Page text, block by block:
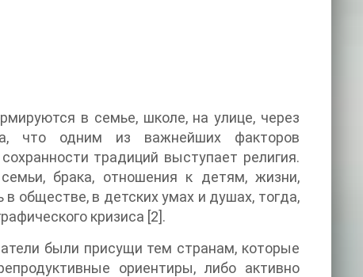
в семье, школе, на улице, через
что одним из важнейших факторов
традиций выступает религия.
брака, отношения к детям, жизни,
обществе, в детских умах и душах, тогда,
кризиса [2].
были присущи тем странам, которые
ориентиры, либо активно